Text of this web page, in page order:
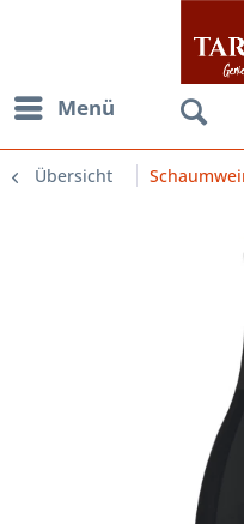
Menü
Übersicht